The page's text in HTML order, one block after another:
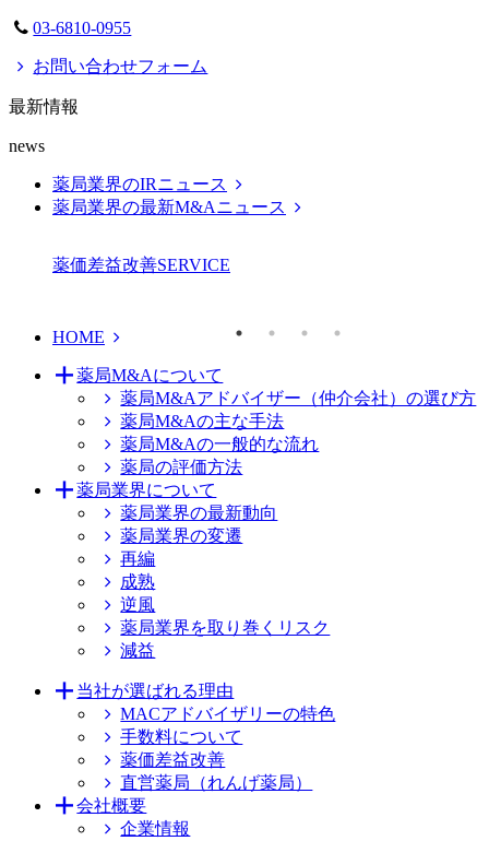
03-6810-0955
お問い合わせフォーム
最新情報
news
薬局業界のIRニュース
薬局業界の最新M&Aニュース
薬価差益改善SERVICE
HOME
薬局M&Aについて
薬局M&Aアドバイザー（仲介会社）の選び方
薬局M&Aの主な手法
薬局M&Aの一般的な流れ
薬局の評価方法
薬局業界について
薬局業界の最新動向
薬局業界の変遷
再編
成熟
逆風
薬局業界を取り巻くリスク
減益
当社が選ばれる理由
MACアドバイザリーの特色
手数料について
薬価差益改善
直営薬局（れんげ薬局）
会社概要
企業情報